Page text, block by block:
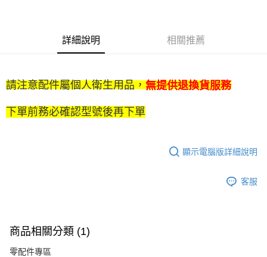
每筆NT$85，滿NT$1,299(含以上)免運費
詳細說明 相關推薦
請注意配件屬個人衛生用品， 無提供退換貨服務
下單前務必確認型號後再下單
顯示電腦版詳細說明
客服
商品相關分類 (1)
零配件專區